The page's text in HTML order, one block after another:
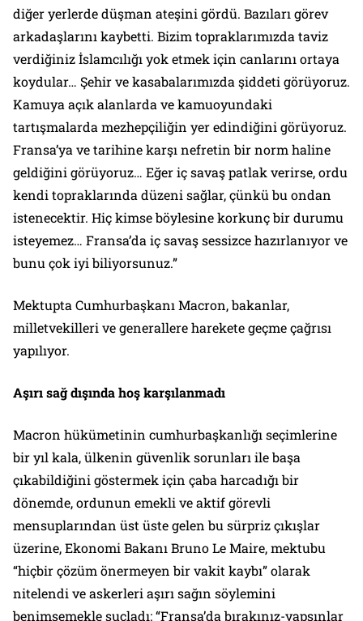
diğer yerlerde düşman ateşini gördü. Bazıları görev
arkadaşlarını kaybetti. Bizim topraklarımızda taviz
verdiğiniz İslamcılığı yok etmek için canlarını ortaya
koydular… Şehir ve kasabalarımızda şiddeti görüyoruz.
Kamuya açık alanlarda ve kamuoyundaki
tartışmalarda mezhepçiliğin yer edindiğini görüyoruz.
Fransa’ya ve tarihine karşı nefretin bir norm haline
geldiğini görüyoruz… Eğer iç savaş patlak verirse, ordu
kendi topraklarında düzeni sağlar, çünkü bu ondan
istenecektir. Hiç kimse böylesine korkunç bir durumu
isteyemez… Fransa’da iç savaş sessizce hazırlanıyor ve
bunu çok iyi biliyorsunuz.”
Mektupta Cumhurbaşkanı Macron, bakanlar,
milletvekilleri ve generallere harekete geçme çağrısı
yapılıyor.
Aşırı sağ dışında hoş karşılanmadı
Macron hükümetinin cumhurbaşkanlığı seçimlerine
bir yıl kala, ülkenin güvenlik sorunları ile başa
çıkabildiğini göstermek için çaba harcadığı bir
dönemde, ordunun emekli ve aktif görevli
mensuplarından üst üste gelen bu sürpriz çıkışlar
üzerine, Ekonomi Bakanı Bruno Le Maire, mektubu
“hiçbir çözüm önermeyen bir vakit kaybı” olarak
nitelendi ve askerleri aşırı sağın söylemini
benimsemekle suçladı: “Fransa’da bırakınız-yapsınlar